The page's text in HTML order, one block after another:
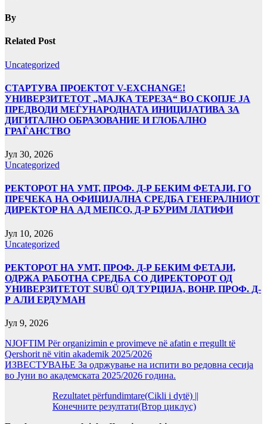
By
Related Post
Uncategorized
СТАРТУВА ПРОЕКТОТ V-EXCHANGE!
УНИВЕРЗИТЕТОТ „МАЈКА ТЕРЕЗА“ ВО СКОПЈЕ ЈА
ПРЕДВОДИ МЕЃУНАРОДНАТА ИНИЦИЈАТИВА ЗА
ДИГИТАЛНО ОБРАЗОВАНИЕ И ГЛОБАЛНО
ГРАЃАНСТВО
Јул 30, 2026
Uncategorized
РЕКТОРОТ НА УМТ, ПРОФ. Д-Р БЕКИМ ФЕТАЈИ, ГО
ПРЕЧЕКА НА ОФИЦИЈАЛНА СРЕДБА ГЕНЕРАЛНИОТ
ДИРЕКТОР НА АД МЕПСО, Д-Р БУРИМ ЛАТИФИ
Јул 10, 2026
Uncategorized
РЕКТОРОТ НА УМТ, ПРОФ. Д-Р БЕКИМ ФЕТАЈИ,
ОДРЖА РАБОТНА СРЕДБА СО ДИРЕКТОРОТ ОД
УНИВЕРЗИТЕТОТ SUBÜ ОД ТУРЦИЈА, ВОНР. ПРОФ. Д-
Р АЛИ ЕРДУМАН
Јул 9, 2026
NJOFTIM Për organizimin e provimeve në afatin e rregullt të
Qershorit në vitin akademik 2025/2026
ИЗВЕСТУВАЊЕ За одржување на испити во редовна сесија
во Јуни во академската 2025/2026 година.
Rezultatet përfundimtare(Cikli i dytë) ||
Конечните резултати(Втор циклус)